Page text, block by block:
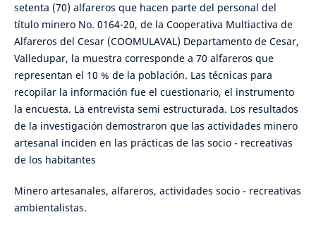
setenta (70) alfareros que hacen parte del personal del
título minero No. 0164-20, de la Cooperativa Multiactiva de
Alfareros del Cesar (COOMULAVAL) Departamento de Cesar,
Valledupar, la muestra corresponde a 70 alfareros que
representan el 10 % de la población. Las técnicas para
recopilar la información fue el cuestionario, el instrumento
la encuesta. La entrevista semi estructurada. Los resultados
de la investigación demostraron que las actividades minero
artesanal inciden en las prácticas de las socio - recreativas
de los habitantes
Minero artesanales, alfareros, actividades socio - recreativas
ambientalistas.